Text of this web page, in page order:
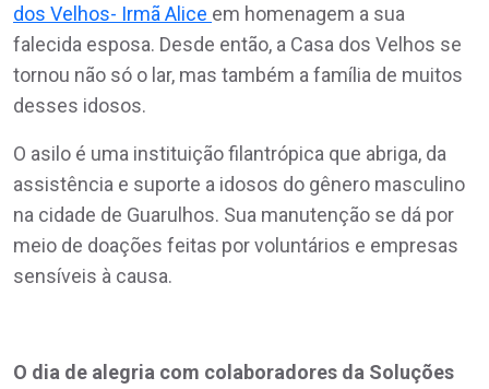
dos Velhos- Irmã Alice em homenagem a sua
falecida esposa. Desde então, a Casa dos Velhos se
tornou não só o lar, mas também a família de muitos
desses idosos.
O asilo é uma instituição filantrópica que abriga, da
assistência e suporte a idosos do gênero masculino
na cidade de Guarulhos. Sua manutenção se dá por
meio de doações feitas por voluntários e empresas
sensíveis à causa.
O dia de alegria com colaboradores da Soluções